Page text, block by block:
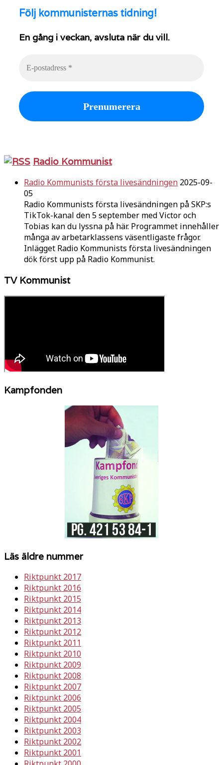
Följ kommunisternas tidning!
En gång i veckan, avsluta när du vill.
Radio Kommunist
Radio Kommunists första livesändningen 2025-09-
05
Radio Kommunists första livesändningen på SKP:s
TikTok-kanal den 5 september med Victor och
Tobias kan du lyssna på här. Programmet innehåller
många av arbetarklassens väsentligaste frågor.
Inlägget Radio Kommunists första livesändningen
dök först upp på Radio Kommunist.
TV Kommunist
Kampfonden
Läs äldre nummer
Riktpunkt 2017
Riktpunkt 2016
Riktpunkt 2015
Riktpunkt 2014
Riktpunkt 2013
Riktpunkt 2012
Riktpunkt 2011
Riktpunkt 2010
Riktpunkt 2009
Riktpunkt 2008
Riktpunkt 2007
Riktpunkt 2006
Riktpunkt 2005
Riktpunkt 2004
Riktpunkt 2003
Riktpunkt 2002
Riktpunkt 2001